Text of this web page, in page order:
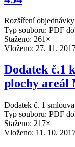
Rozšíření
Typ souboru: PDF
Staženo: 261×
Vloženo: 27. 11.
Dodatek č.1
plochy areál
Dodatek č. 1
Typ souboru: PDF
Staženo: 217×
Vloženo: 11. 10.